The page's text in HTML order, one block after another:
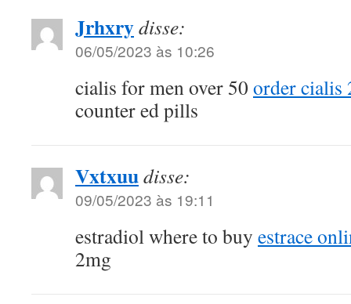
Jrhxrydisse:
06/05/2023 às 10:26
cialis for men over 50order cialis
counter ed pills
Vxtxuudisse:
09/05/2023 às 19:11
estradiol where to buy estrace
2mg